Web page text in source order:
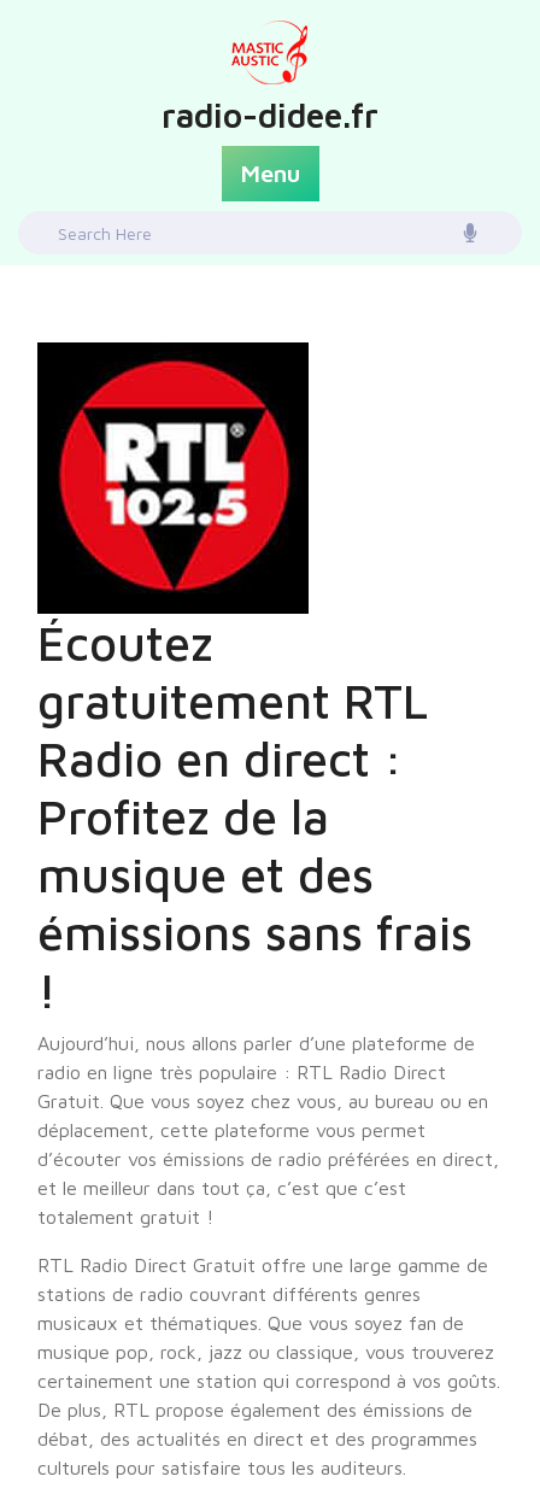
radio-didee.fr
Menu
Search
Écoutez
gratuitement RTL
Radio en direct :
Profitez de la
musique et des
émissions sans frais
!
Aujourd’hui, nous allons parler d’une plateforme de
radio en ligne très populaire : RTL Radio Direct
Gratuit. Que vous soyez chez vous, au bureau ou en
déplacement, cette plateforme vous permet
d’écouter vos émissions de radio préférées en direct,
et le meilleur dans tout ça, c’est que c’est
totalement gratuit !
RTL Radio Direct Gratuit offre une large gamme de
stations de radio couvrant différents genres
musicaux et thématiques. Que vous soyez fan de
musique pop, rock, jazz ou classique, vous trouverez
certainement une station qui correspond à vos goûts.
De plus, RTL propose également des émissions de
débat, des actualités en direct et des programmes
culturels pour satisfaire tous les auditeurs.